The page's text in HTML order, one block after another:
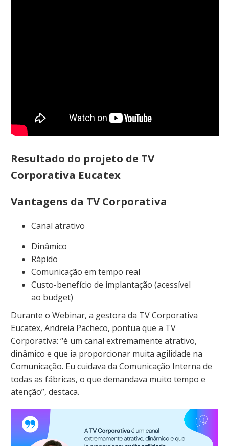
Resultado do projeto de TV
Corporativa Eucatex
Vantagens da TV Corporativa
Canal atrativo
Dinâmico
Rápido
Comunicação em tempo real
Custo-benefício de implantação (acessível
ao budget)
Durante o Webinar, a gestora da TV Corporativa
Eucatex, Andreia Pacheco, pontua que a TV
Corporativa: “é um canal extremamente atrativo,
dinâmico e que ia proporcionar muita agilidade na
Comunicação. Eu cuidava da Comunicação Interna de
todas as fábricas, o que demandava muito tempo e
atenção”, destaca.